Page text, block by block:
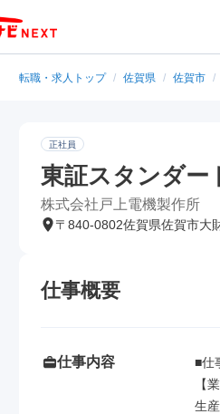
転職・求人トップ / 佐賀県 / 佐賀市 /
正社員
東証スタンダー
株式会社戸上電機製作所
〒840-0802佐賀県佐賀市大
仕事概要
仕事内容
■仕
【
生